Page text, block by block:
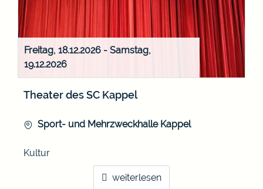
Freitag, 18.12.2026 - Samstag,
19.12.2026
Theater des SC Kappel
Sport- und Mehrzweckhalle Kappel
Kultur
weiterlesen